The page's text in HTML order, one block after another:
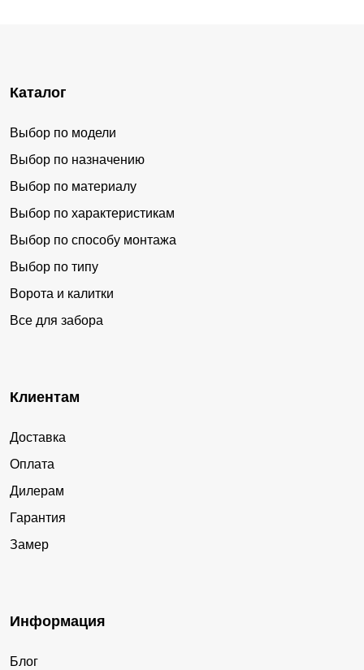
Каталог
Выбор по модели
Выбор по назначению
Выбор по материалу
Выбор по характеристикам
Выбор по способу монтажа
Выбор по типу
Ворота и калитки
Все для забора
Клиентам
Доставка
Оплата
Дилерам
Гарантия
Замер
Информация
Блог